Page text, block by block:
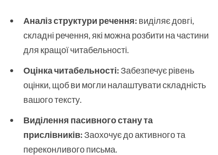
Аналіз структури речення: виділяє довгі,
складні речення, які можна розбити на частини
для кращої читабельності.
Оцінка читабельності:Забезпечує рівень
оцінки, щоб ви могли налаштувати складність
вашого тексту.
Виділення пасивного стану та
прислівників:Заохочує до активного та
переконливого письма.